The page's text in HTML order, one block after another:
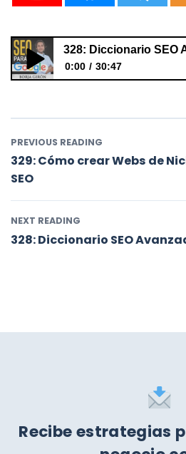
328: Diccionario SEO
0:00 30:47
PREVIOUS READING
329: Cómo crear Webs de
SEO
NEXT READING
328: Diccionario SEO
Recibe estrategias